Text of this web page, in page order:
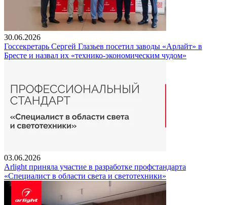
30.06.2026
Госсекретарь Сергей Глазьев посетил заводы «Арлайт» в
Бресте и назвал их «технико-экономическим чудом»
03.06.2026
Arlight приняла участие в разработке профстандарта
«Специалист в области света и светотехники»